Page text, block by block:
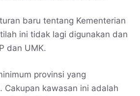
baru tentang Kementerian
ini tidak lagi digunakan dan
dan UMK.
provinsi yang
Cakupan kawasan ini adalah